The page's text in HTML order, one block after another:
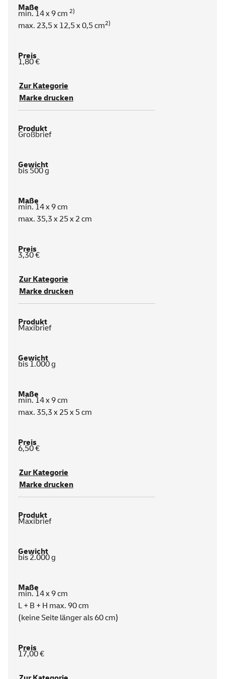
min. 14 x 9 cm 2)
max. 23,5 x 12,5 x 0,5 cm2)
1,80 €
Zur Kategorie
Marke drucken
Großbrief
bis 500 g
min. 14 x 9 cm
max. 35,3 x 25 x 2 cm
3,30 €
Zur Kategorie
Marke drucken
Maxibrief
bis 1.000 g
min. 14 x 9 cm
max. 35,3 x 25 x 5 cm
6,50 €
Zur Kategorie
Marke drucken
Maxibrief
bis 2.000 g
min. 14 x 9 cm
L + B + H max. 90 cm
(keine Seite länger als 60 cm)
17,00 €